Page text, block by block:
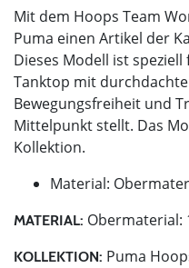
Mit dem Hoops Team
Puma einen Artikel der
Dieses Modell ist
Tanktop mit
Bewegungsfreiheit und
Mittelpunkt stellt. Das
Kollektion.
Material:
MATERIAL: Obermaterial:
KOLLEKTION: Puma